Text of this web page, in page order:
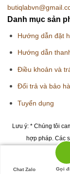
Danh mục sản
Hướng dẫn đặt
Hướng dẫn
Điều khoản và
Đổi trả và bảo
Tuyển dụng
Lưu ý: * Chúng tôi
hợp pháp. Các
Chat Zalo Gọi